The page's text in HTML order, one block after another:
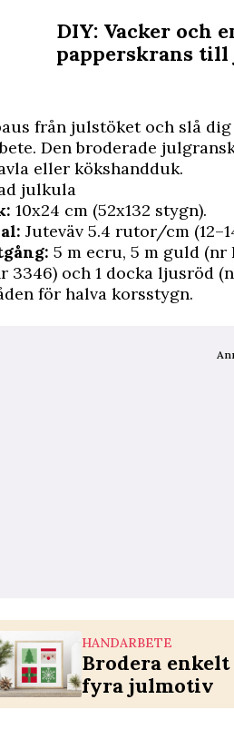
DIY: Vacker och
papperskrans
från julstöket och slå
Den broderade
eller kökshandduk.
julkula
10x24 cm (52x132 stygn).
Juteväv 5.4 rutor/cm
5 m ecru, 5 m guld (nr
3346) och 1 docka ­ljusröd
för halva korsstygn.
HANDARBETE
Brodera
fyra julmotiv